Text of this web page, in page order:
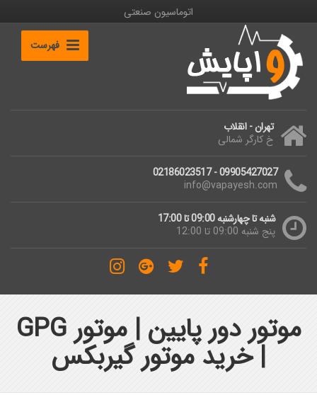
اتوماسیون صنعتی
فهرست
تهران - انقلاب
خ کارگر شمالی
09905427027 - 02186023517
info@vapayesh.com
شنبه تا چهارشنبه 09:00 تا 17:00
پنج شنبه 09:00 تا 12:00
موتور دور پایین | موتور GPG
| خرید موتور گیربکس